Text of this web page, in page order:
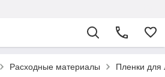
Расходные материалы Пленки для